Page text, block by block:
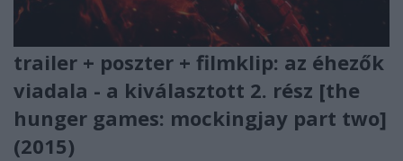
trailer + poszter + filmklip: az éhezők
viadala - a kiválasztott 2. rész [the
hunger games: mockingjay part two]
(2015)